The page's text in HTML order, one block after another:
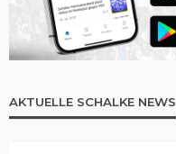
AKTUELLE SCHALKE NEWS